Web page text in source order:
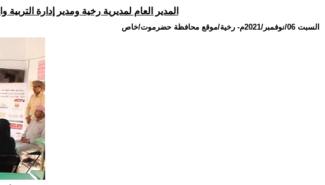
المدير العام لمديرية رخية ومدير إدارة
السبت 06/نوفمبر/2021م - رخية/موقع محافظة حضرموت/خاص